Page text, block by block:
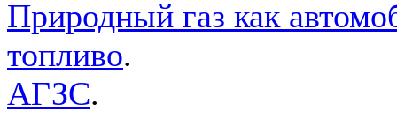
Природный газ как
топливо.
АГЗС.